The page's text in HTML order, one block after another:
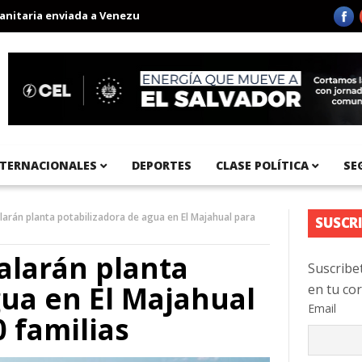
enviada a Venezuela Aeropuerto Internacional del Pacífico
DEPORTES CLASE POLÍTICA
planta potabilizadora de agua en El Majahual para
planta
en El Majahual
familias
en tu
Email